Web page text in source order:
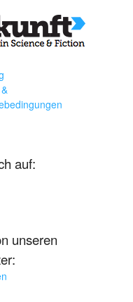
auf:
unseren